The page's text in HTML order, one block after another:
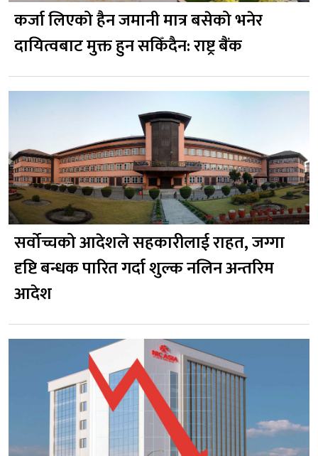
कर्जा लिएको हैन जमानी मात्र बसेको भनेर
दायित्वबाट मुक्त हुन सकिँदैन: राष्ट्र बैंक
सर्वोच्चको आदेशले सहकारीलाई राहत, जग्गा
दृष्टि बन्धक पारित गर्दा शुल्क नलिन अन्तरिम
आदेश